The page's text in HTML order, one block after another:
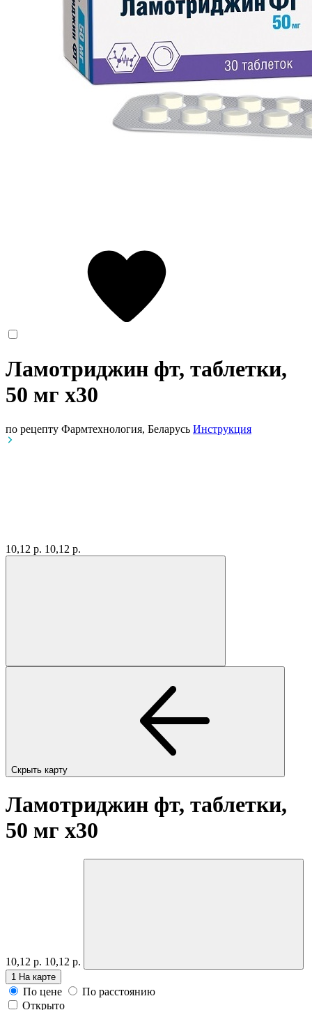
Ламотриджин фт, таблетки,
50 мг x30
по рецепту Фармтехнология, Беларусь Инструкция
10,12 р. 10,12 р.
Скрыть карту
Ламотриджин фт, таблетки,
50 мг x30
10,12 р. 10,12 р.
1 На карте
По цене
По расстоянию
Открыто